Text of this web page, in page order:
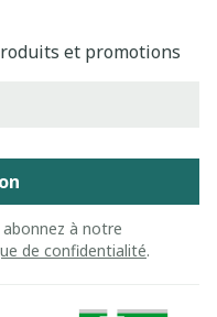
et promotions
abonnez à notre
de confidentialité.